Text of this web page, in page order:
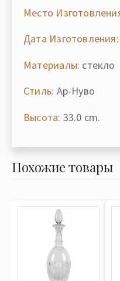
Место
Дата Изготовления:
Материалы: стекло
Стиль: Ар-Нуво
Высота: 33.0 cm.
Похожие товары